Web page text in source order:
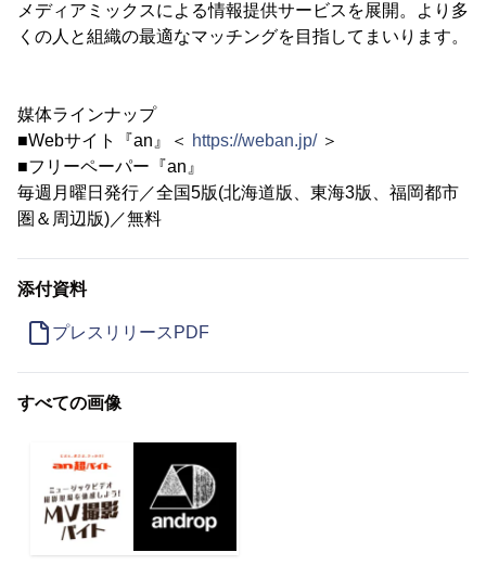
メディアミックスによる情報提供サービスを展開。より多
くの人と組織の最適なマッチングを目指してまいります。
媒体ラインナップ
■Webサイト『an』＜ https://weban.jp/＞
■フリーペーパー『an』
毎週月曜日発行／全国5版(北海道版、東海3版、福岡都市
圏＆周辺版)／無料
添付資料
プレスリリースPDF
すべての画像